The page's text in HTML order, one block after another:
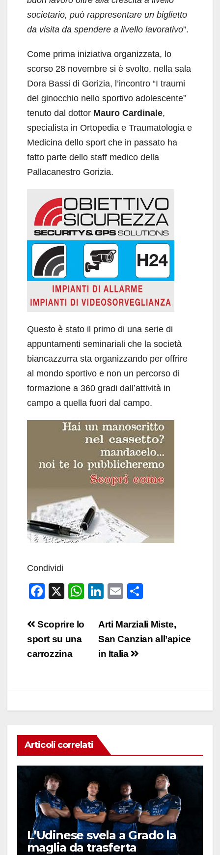
societario, può rappresentare un biglietto
da visita da spendere a livello lavorativo”.
Come prima iniziativa organizzata, lo
scorso 28 novembre si è svolto, nella sala
Dora Bassi di Gorizia, l’incontro “I traumi
del ginocchio nello sportivo adolescente”
tenuto dal dottor Mauro Cardinale,
specialista in Ortopedia e Traumatologia e
Medicina dello sport che in passato ha
fatto parte dello staff medico della
Pallacanestro Gorizia.
Questo è stato il primo di una serie di
appuntamenti seminariali che la società
biancazzurra sta organizzando per offrire
al mondo sportivo e non un percorso di
formazione a 360 gradi dall’attività in
campo a quella fuori dal campo.
Condividi
F
c
e
b
X
W
Li
k
e
dI
E
ail n
di
Navigazione
articoli
Arti Marziali Miste,
San Canzian all’apice
in Italia
Scoprire lo
sport su una
carrozzina
Articoli correlati
L’Udinese svela a Grado la
maglia da trasferta